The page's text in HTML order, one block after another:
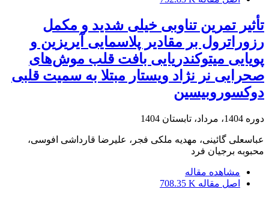
تأثیر تمرین تناوبی خیلی شدید و مکمل
رزوراترول بر مقادیر پلاسمایی آیریزین و
پویایی میتوکندریایی بافت قلب موش‌های
صحرایی نر نژاد ویستار مبتلا به سمیت قلبی
دوکسوروبیسین
دوره 1404، مرداد، تابستان 1404
عباسعلی گائینی، مهدیه ملکی فجر، علیرضا قارداشی افوسی،
محبوبه برجیان فرد
مشاهده مقاله
اصل مقاله 708.35 K